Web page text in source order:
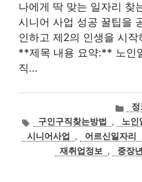
나에게 딱 맞는 일자리 찾
시니어 사업 성공 꿀팁을
인하고 제2의 인생을 시
**제목 내용 요약:** 노인
직…
카
테
고
리
정
태
그
구인구직찾는방법 , 노인
시니어사업
, 어르신일자리
재취업정보
, 중장